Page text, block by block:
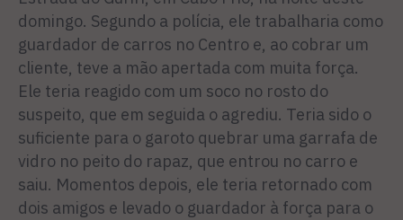
domingo. Segundo a polícia, ele trabalharia como
guardador de carros no Centro e, ao cobrar um
cliente, teve a mão apertada com muita força.
Ele teria reagido com um soco no rosto do
suspeito, que em seguida o agrediu. Teria sido o
suficiente para o garoto quebrar uma garrafa de
vidro no peito do rapaz, que entrou no carro e
saiu. Momentos depois, ele teria retornado com
dois amigos e levado o guardador à força para o